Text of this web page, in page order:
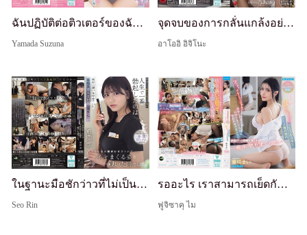
ฉันปฏิบัติต่อติวเตอร์ของฉัน ซูซูน่า-เซนเซย์ ซึ่งดูอายุน้อยกว่าวัยจริง เหมือนเด็ก และเธอก็เข้าสู่โหมดโมโหจิ๋ว ใช้ท่าทางแบบพี่สาวจัดการฉัน ด้วยจูบฝรั่งเศสที่เข้มข้นจนผู้ใหญ่ต้องอาย และเทคนิคการลงโทษแบบปีศาจน้อยของเธอ ฉันถูกครอบงำอย่างสิ้นเชิง ซูซูน่า ยามาดะ
Yamada Suzuna
จุดจบของการกลั่นแกล้งอย่างแยบยลของแม่สามี — แม่ที่เพิ่งมาถึง อาโออิซัง ถูก รุมเย็ด ต่อหน้าต่อตาฉัน
อาโออิ อิจิโนะ
ในฐานะมือชักว่าวที่ไม่เป็นที่นิยม องคชาตที่แข็งที่สุดในชีวิตของฉันเกิดขึ้นเมื่อฉันแอบดู "รินซัง" พนักงานต้อนรับที่เงียบขรึมและสวยงาม ซึ่งฉันแอบชอบ ถูกประธานบริษัทเลวๆ เย็ดแรงๆ จนแตกในและเสียวจนถึงจุดสุดยอด Seo Rin
Seo Rin
รออะไร เราสามารถเย็ดกันได้!! เมื่อสาว OL ที่ปกติเรียบร้อย สวยจนเข้าถึงยาก ดื่มเหล้า ระวังตัวลดลง และหีหลวม ฉันตื่นเต้นมาก เข้าสู่โซนพลังมหาศาลที่ควยไม่ยอมอ่อน (แม้ตัวเองก็แปลกใจ) และเราทำกันทั้งคืน... ไม ฟูจิซากิ
ฟูจิซาคุ ไม